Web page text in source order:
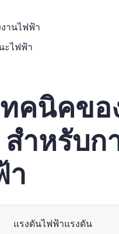
านไฟฟ้า
ะไฟฟ้า
คนิคขอ
สำหรับก
า
แรงดันไฟฟ้าแรงดัน